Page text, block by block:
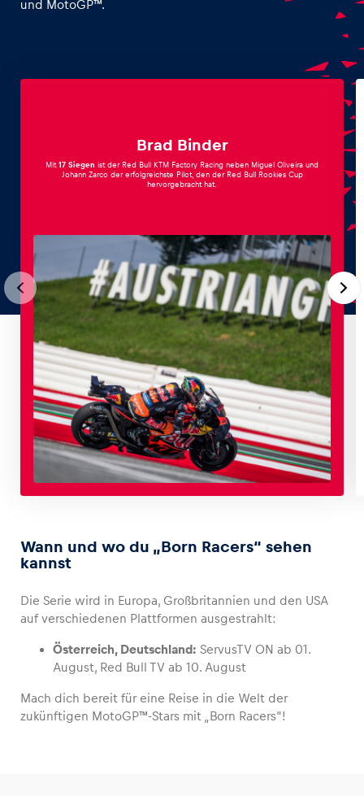
und MotoGP™.
Brad Binder
Mit17 Siegen ist der Red Bull KTM Factory Racing neben Miguel Oliveira und
Johann Zarco der erfolgreichste Pilot, den der Red Bull Rookies Cup
hervorgebracht hat.
Wann und wo du „Born Racers“ sehen
kannst
Die Serie wird in Europa, Großbritannien und den USA
auf verschiedenen Plattformen ausgestrahlt:
Österreich, Deutschland: ServusTV ON ab 01.
August, Red Bull TV ab 10. August
Mach dich bereit für eine Reise in die Welt der
zukünftigen MotoGP™-Stars mit „Born Racers“!